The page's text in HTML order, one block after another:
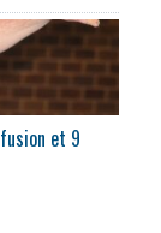
fusion et 9